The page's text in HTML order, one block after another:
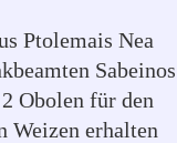
Ptolemais Nea
Sabeinos
Obolen für den
Weizen erhalten